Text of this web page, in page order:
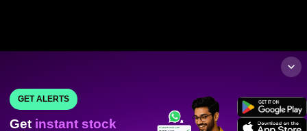
GET ALERTS
Get instant stock